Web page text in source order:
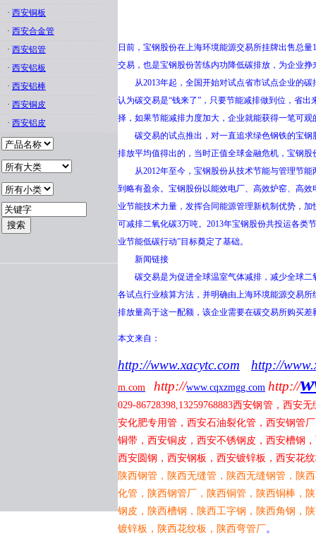
· 西安铜板
· 西安合金管
· 西安铝管
· 西安铝板
· 西安铝棒
· 西安铜皮
· 西安铝皮
日前，宝钢股份在上海环境能源交易所挂牌出售总
交易，也是宝钢股份苦练内功降低碳排放，为企业挣
从2013年起，全国开始对试点省市试点企业的碳
认为碳交易是“钱来了”，只要节能减排做到位，省
择，如果节能减排力度加大，企业就能获得一笔可
碳交易的试点推出，对一直追求绿色钢铁的宝钢
排放平均值得出的，当时正值全球金融危机，宝钢
从2012年至今，宝钢股份从技术节能与管理节能
到略有盈余。宝钢股份以能效电厂、高效炉窑、高
业节能技术力量，发挥合同能源管理新机制优势，
可减排二氧化碳3万吨。2013年宝钢股份共投运各类
业节能低碳行动”目标奠定了基础。
新闻链接
碳交易是为促进全球温室气体减排，减少全球二
各试点行业核算方法，并明确由上海环境能源交易
排放量高于这一配额，该企业需要在碳交易所购买
本文来自：
http://www.xacytc.com http://
m.com http://www.cqxzmgg.com http://
029-86728398,13259768883西安钢管，西安无
安化肥专用管，西安石油裂化管，西安钢管
铜带，西安铜皮，西安不锈钢皮，西安槽钢
西安圆钢，西安钢板，西安镀锌板，西安花
陕西钢管，陕西无缝管，陕西无缝钢管，陕
化管，陕西钢管厂，陕西铜管，陕西铜棒，
钢皮，陕西槽钢，陕西工字钢，陕西角钢，
镀锌板，陕西花纹板，陕西弯管厂。